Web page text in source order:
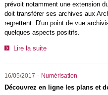
prévoit notamment une extension
doit transférer ses archives aux
regrettent. D'un point de vue
quelques aspects positifs.
Lire la suite
16/05/2017 - Numérisation
Découvrez en ligne les plans et